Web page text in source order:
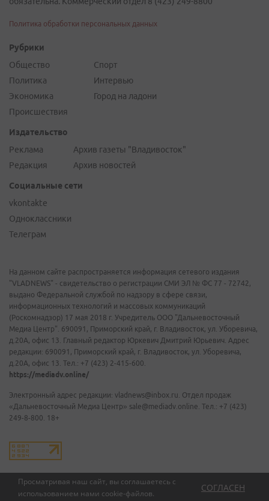
Просматривая наш сайт, вы соглашаетесь с
использованием нами cookie-файлов.
СОГЛАСЕН
Политика обработки персональных данных
Рубрики
Общество
Политика
Экономика
Происшествия
Спорт
Интервью
Город на ладони
Издательство
Реклама
Редакция
Архив газеты "Владивосток"
Архив новостей
Социальные сети
vkontakte
Одноклассники
Телеграм
На данном сайте распространяется информация сетевого издания
"VLADNEWS" - свидетельство о регистрации СМИ ЭЛ № ФС 77 - 72742,
выдано Федеральной службой по надзору в сфере связи,
информационных технологий и массовых коммуникаций
(Роскомнадзор) 17 мая 2018 г. Учредитель ООО "Дальневосточный
Медиа Центр". 690091, Приморский край, г. Владивосток, ул. Уборевича,
д.20А, офис 13. Главный редактор Юркевич Дмитрий Юрьевич. Адрес
редакции: 690091, Приморский край, г. Владивосток, ул. Уборевича,
д.20А, офис 13. Тел.: +7 (423) 2-415-600.
https://mediadv.online/
Электронный адрес редакции: vladnews@inbox.ru. Отдел продаж
«Дальневосточный Медиа Центр» sale@mediadv.online. Тел.: +7 (423)
249-8-800. 18+